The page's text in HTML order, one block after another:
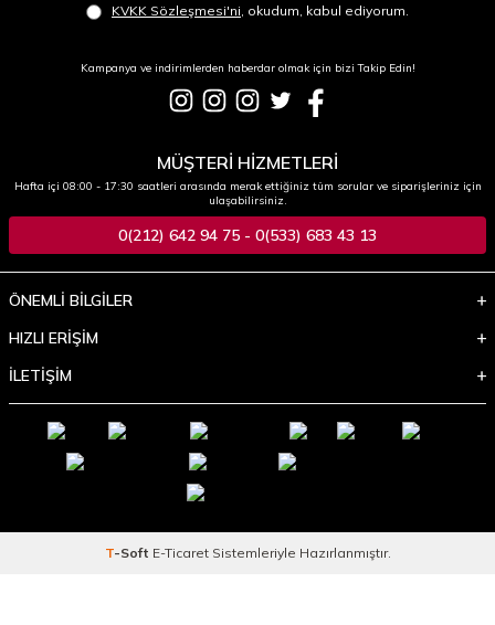
KVKK Sözleşmesi'ni , okudum, kabul ediyorum.
Kampanya ve indirimlerden haberdar olmak için bizi Takip Edin!
MÜŞTERİ HİZMETLERİ
Hafta içi 08:00 - 17:30 saatleri arasında merak ettiğiniz tüm sorular ve siparişleriniz için
ulaşabilirsiniz.
0(212) 642 94 75 - 0(533) 683 43 13
ÖNEMLİ BİLGİLER
HIZLI ERİŞİM
İLETİŞİM
T-Soft E-TicaretSistemleriyle Hazırlanmıştır.